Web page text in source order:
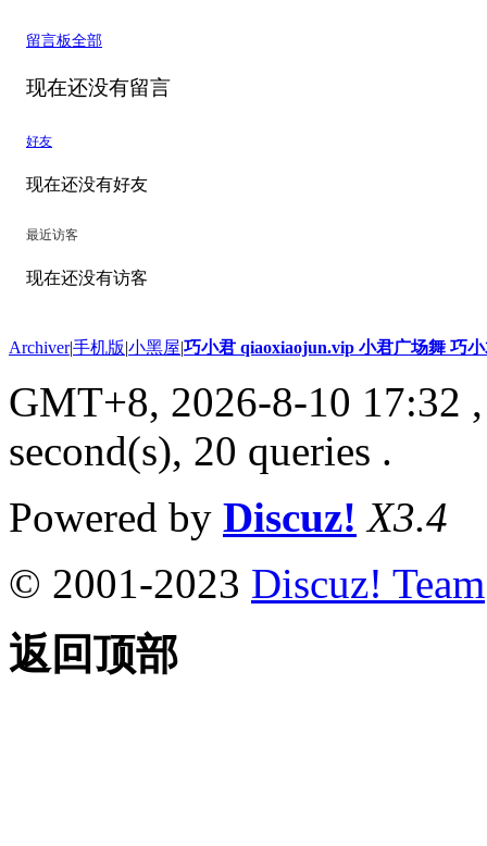
留言板全部
现在还没有留言
好友
现在还没有好友
最近访客
现在还没有访客
Archiver|手机版|小黑屋|巧小君 qiaoxiaojun.vip 小君广场舞 巧
GMT+8, 2026-8-10 17:32
second(s), 20 queries .
Powered by Discuz! X3.4
© 2001-2023 Discuz! Team
返回顶部